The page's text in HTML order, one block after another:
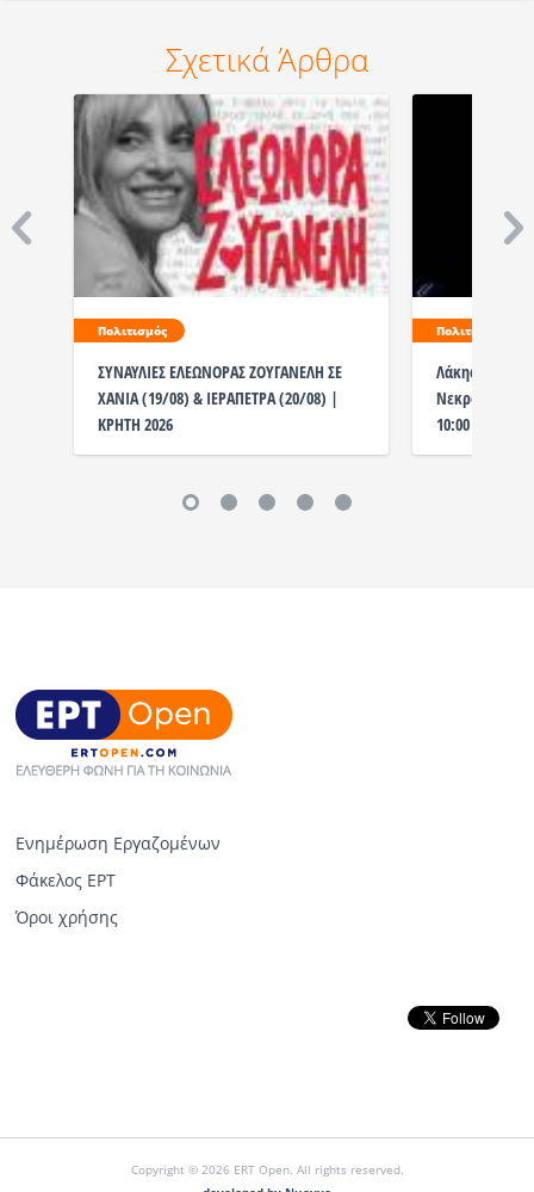
Σχετικά Άρθρα
Πολιτισμός
ΣΥΝΑΥΛΙΕΣ ΕΛΕΩΝΟΡΑΣ ΖΟΥΓΑΝΕΛΗ ΣΕ
ΧΑΝΙΑ (19/08) & ΙΕΡΑΠΕΤΡΑ (20/08) |
ΚΡΗΤΗ 2026
Πολιτισμός
Λάκης
Νεκροταφείο
10:00 το
Ενημέρωση Εργαζομένων
Φάκελος ΕΡΤ
Όροι χρήσης
Copyright © 2026 ERT Open. All rights reserved.